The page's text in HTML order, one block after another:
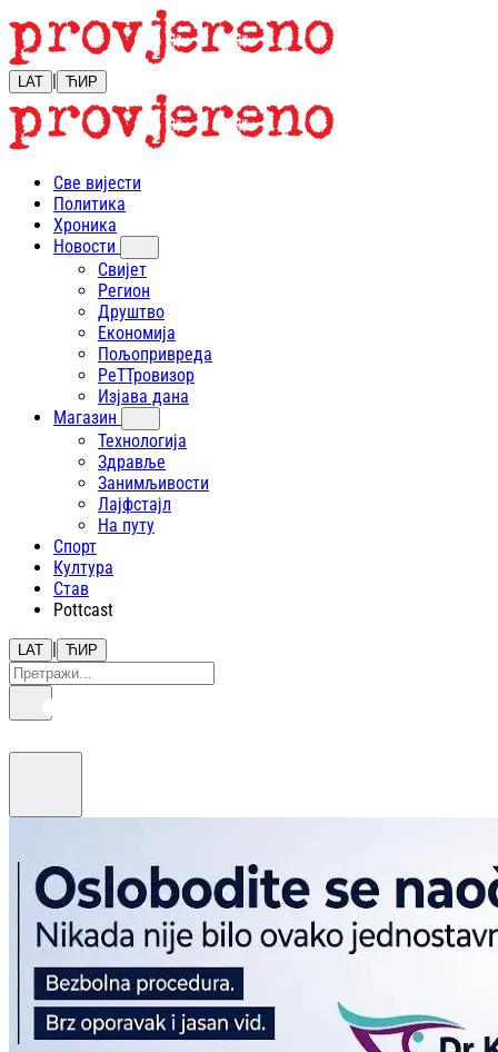
LAT | ЋИР
Све вијести
Политика
Хроника
Новости
Свијет
Регион
Друштво
Економија
Пољопривреда
РеТТровизор
Изјава дана
Магазин
Технологија
Здравље
Занимљивости
Лајфстajл
На путу
Спорт
Култура
Став
Pottcast
LAT | ЋИР